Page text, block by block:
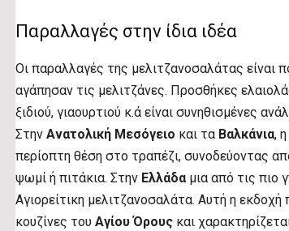
Παραλλαγές στην ίδια ιδέα
Οι παραλλαγές της μελιτζανοσαλάτας είναι
αγάπησαν τις μελιτζάνες. Προσθήκες
ξιδιού, γιαουρτιού κ.ά είναι συνηθισμένες
Στην Ανατολική Μεσόγειο και τα Βαλκάνια,
περίοπτη θέση στο τραπέζι, συνοδεύοντας
ψωμί ή πιτάκια. Στην Ελλάδα μια από τις πιο
Αγιορείτικη μελιτζανοσαλάτα. Αυτή η
κουζίνες του Αγίου Όρους και